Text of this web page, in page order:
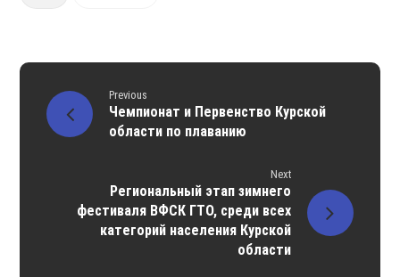
Previous
Чемпионат и Первенство Курской
области по плаванию
Next
Региональный этап зимнего
фестиваля ВФСК ГТО, среди всех
категорий населения Курской
области